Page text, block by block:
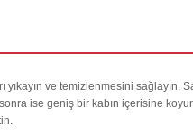
ve temizlenmesini sağlayın.
ise geniş bir kabın içerisine